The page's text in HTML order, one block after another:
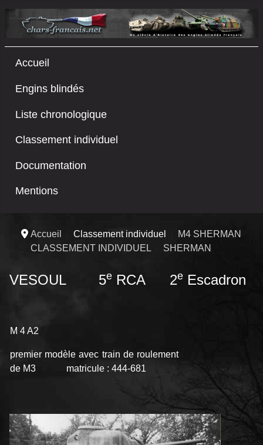
Accueil
Engins blindés
Liste chronologique
Classement individuel
Documentation
Mentions
Accueil Classement individuel
M4 SHERMAN
CLASSEMENT INDIVIDUEL
SHERMAN
VESOUL 5e RCA 2e Escadron
M 4 A2
premier modèle avec train de roulement
de M3 matricule : 444-681